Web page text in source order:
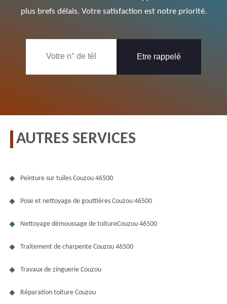
plus brefs délais. Votre satisfaction est notre priorité.
AUTRES SERVICES
Peinture sur tuiles Couzou 46500
Pose et nettoyage de gouttières Couzou 46500
Nettoyage démoussage de toitureCouzou 46500
Traitement de charpente Couzou 46500
Travaux de zinguerie Couzou
Réparation toiture Couzou